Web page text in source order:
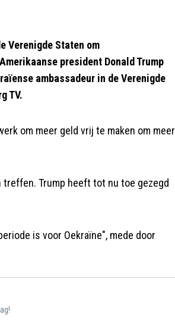
Verenigde Staten om
president Donald Trump
ambassadeur in de Verenigde
TV.
om meer geld vrij te maken om meer
treffen. Trump heeft tot nu toe gezegd
is voor Oekraïne", mede door